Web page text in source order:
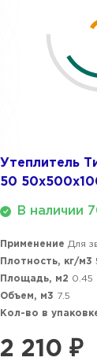
Утеплитель
50
В наличии
Применение Для
Плотность, кг/м3
Площадь, м2 0.45
Объем, м3 7.5
Кол-во в
2 210 ₽